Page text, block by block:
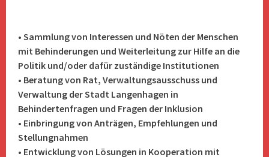
• Sammlung von Interessen und Nöten der Menschen
mit Behinderungen und Weiterleitung zur Hilfe an die
Politik und/oder dafür zuständige Institutionen
• Beratung von Rat, Verwaltungsausschuss und
Verwaltung der Stadt Langenhagen in
Behindertenfragen und Fragen der Inklusion
• Einbringung von Anträgen, Empfehlungen und
Stellungnahmen
• Entwicklung von Lösungen in Kooperation mit